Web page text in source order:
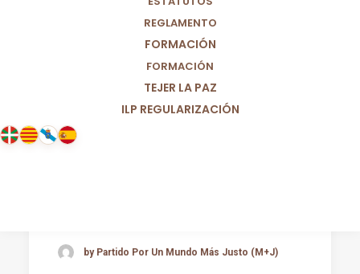
REGLAMENTO
FORMACIÓN
FORMACIÓN
TEJER LA PAZ
ILP REGULARIZACIÓN
by Partido Por Un Mundo Más Justo (M+J)